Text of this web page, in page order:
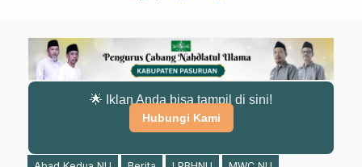
🌟 Iklan Anda bisa tampil di sini!
Hubungi Kami